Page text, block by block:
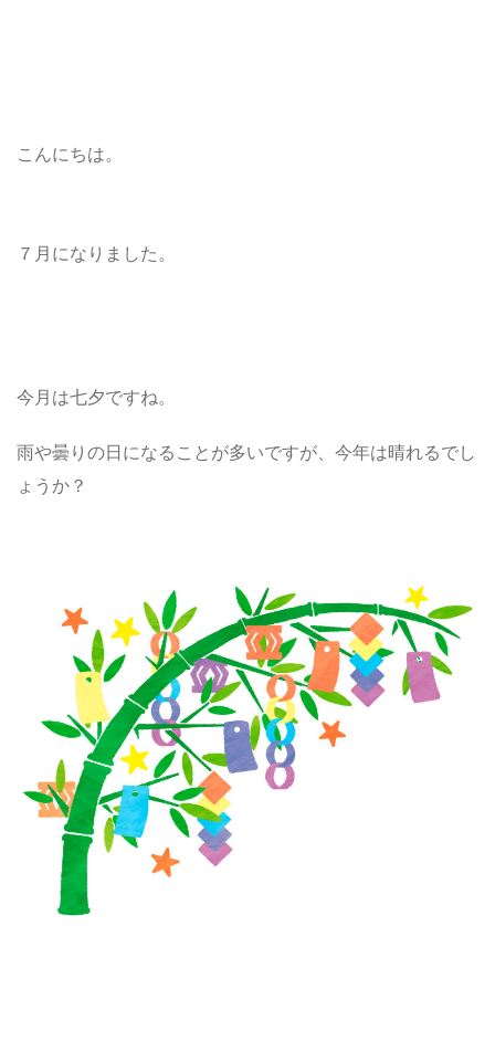
こんにちは。
７月になりました。
今月は七夕ですね。
雨や曇りの日になることが多いですが、今年は晴れるでし
ょうか？